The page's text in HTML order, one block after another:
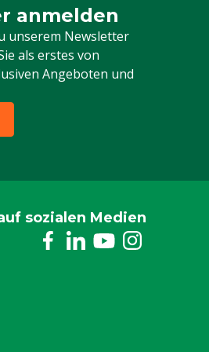
anmelden
unserem Newsletter
als erstes von
Angeboten und
für unseren Newsletter
sozialen Medien